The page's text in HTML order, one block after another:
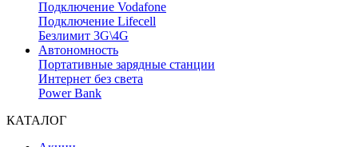
Подключение Vodafone
Подключение Lifecell
Безлимит 3G\4G
Автономность
Портативные зарядные станции
Интернет без света
Power Bank
КАТАЛОГ